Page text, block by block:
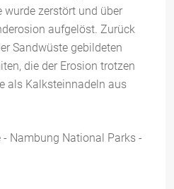
wurde zerstört und über
aufgelöst. Zurück
Sandwüste gebildeten
die der Erosion trotzen
als Kalksteinnadeln aus